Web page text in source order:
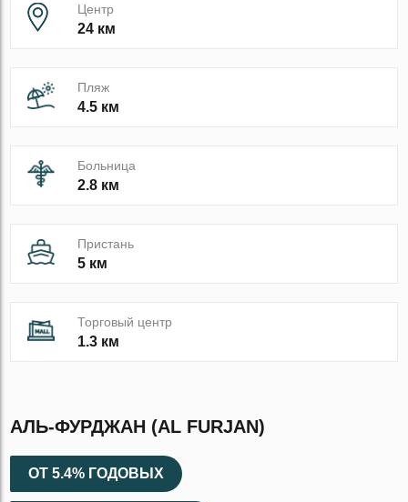
Центр
24 км
Пляж
4.5 км
Больница
2.8 км
Пристань
5 км
Торговый центр
1.3 км
АЛЬ-ФУРДЖАН (AL FURJAN)
ОТ 5.4% ГОДОВЫХ